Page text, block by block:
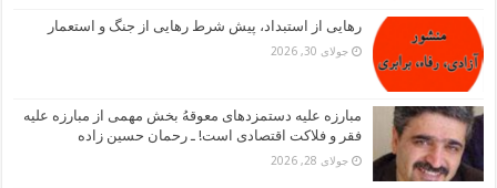
رهایی از استبداد، پیش شرط رهایی از جنگ و استعمار
جولای 30, 2026
مبارزه علیه دستمزدهای معوقهُ بخش مهمی از مبارزه علیه
فقر و فلاکت اقتصادی است! ـ رحمان حسین زاده
جولای 28, 2026